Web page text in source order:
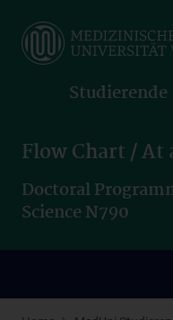
main
Studierende
Flow Chart / At
Doctoral
Science N790